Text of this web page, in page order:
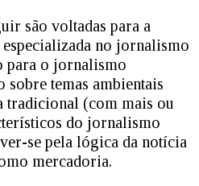
são voltadas para a
especializada no jornalismo
para o jornalismo
temas ambientais
tradicional (com mais ou
do jornalismo
se pela lógica da notícia
mercadoria.